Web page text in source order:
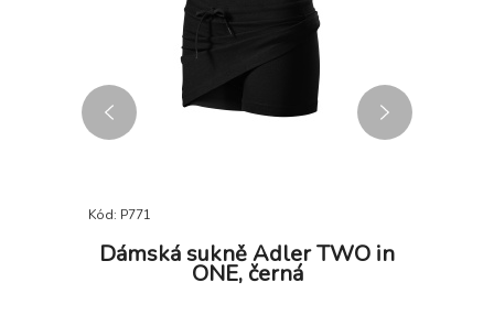
Kód: P771
Dámská sukně Adler TWO in
ONE, černá